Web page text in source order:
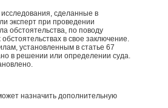
сделанные в
эксперт при проведении
обстоятельства, по поводу
в свое заключение.
установленным в статье 67
в решении или определении суда.
назначить дополнительную